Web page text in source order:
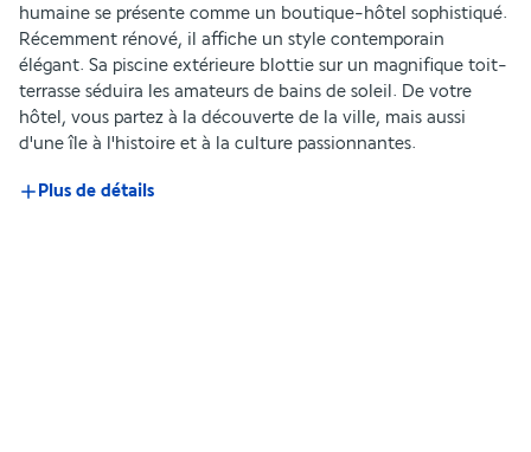
humaine se présente comme un boutique-hôtel sophistiqué.
Récemment rénové, il affiche un style contemporain
élégant. Sa piscine extérieure blottie sur un magnifique toit-
terrasse séduira les amateurs de bains de soleil. De votre
hôtel, vous partez à la découverte de la ville, mais aussi
d'une île à l'histoire et à la culture passionnantes.
Plus de détails